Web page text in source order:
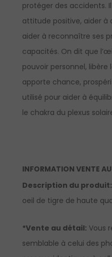
protéger des accidents.
attitude positive, aider
aider à reconnaître ses
capacités. On dit que
pouvoir personnel,
apporte chance,
utilisé pour aider à
le chakra du plexus
INFORMATION VENTE
Description du produit:
oeil de tigre de haute
*Vente au détail: Vous
semblable à celui des